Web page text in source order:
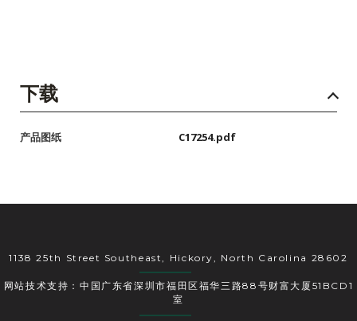
下载
产品图纸 C17254.pdf
1138 25th Street Southeast, Hickory, North Carolina 28602
网站技术支持：中国广东省深圳市福田区福华三路88号财富大厦51BCD1
室